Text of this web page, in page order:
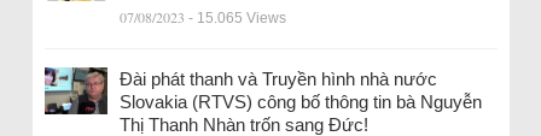
07/08/2023 - 15.065 Views
Đài phát thanh và Truyền hình nhà nước
Slovakia (RTVS) công bố thông tin bà Nguyễn
Thị Thanh Nhàn trốn sang Đức!